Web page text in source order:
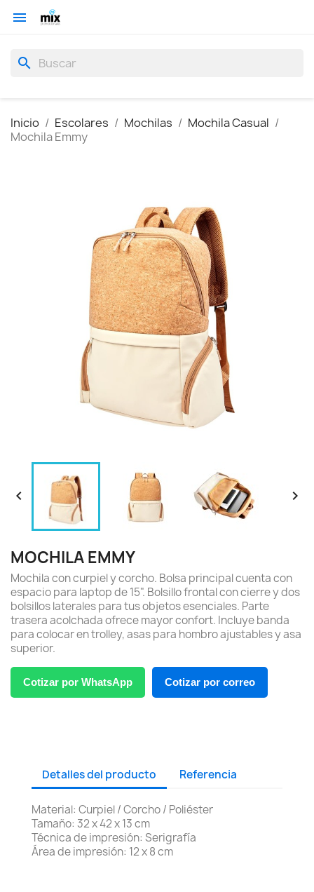

search
Inicio Escolares Mochilas
Mochila Casual
Mochila Emmy
 
MOCHILA EMMY
Mochila con curpiel y corcho. Bolsa principal cuenta con
espacio para laptop de 15". Bolsillo frontal con cierre y dos
bolsillos laterales para tus objetos esenciales. Parte
trasera acolchada ofrece mayor confort. Incluye banda
para colocar en trolley, asas para hombro ajustables y asa
superior.
Cotizar por WhatsApp Cotizar por correo
Detalles del producto Referencia
Material: Curpiel / Corcho / Poliéster
Tamaño: 32 x 42 x 13 cm
Técnica de impresión: Serigrafía
Área de impresión: 12 x 8 cm